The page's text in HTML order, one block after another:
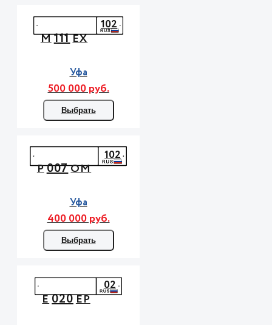
М111ЕХ
102
Уфа
500 000 руб.
Выбрать
Р007ОМ
102
Уфа
400 000 руб.
Выбрать
Е020ЕР
02